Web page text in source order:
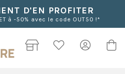
D'EN PROFITER
à -50% avec le code OUT50 !*